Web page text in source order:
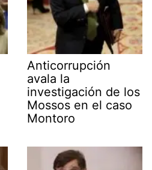
Anticorrupción
avala la
investigación de los
Mossos en el caso
Montoro